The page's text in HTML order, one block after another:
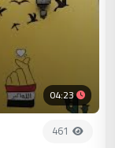
04:23
461